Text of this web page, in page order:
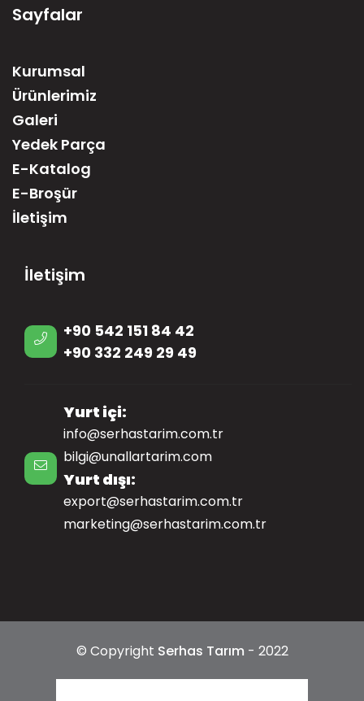
Sayfalar
Kurumsal
Ürünlerimiz
Galeri
Yedek Parça
E-Katalog
E-Broşür
İletişim
İletişim
+90 542 151 84 42
+90 332 249 29 49
Yurt içi:
info@serhastarim.com.tr
bilgi@unallartarim.com
Yurt dışı:
export@serhastarim.com.tr
marketing@serhastarim.com.tr
© Copyright Serhas Tarım - 2022